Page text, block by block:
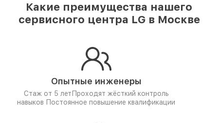
Какие преимущества нашего
сервисного центра LG в Москве
Опытные инженеры
Стаж от 5 лет Проходят жёсткий контроль
навыков Постоянное повышение квалификации